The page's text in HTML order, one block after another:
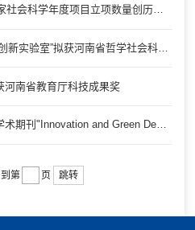
我院2025年度国家社会科学年度项目立项数量创历史新高
河南省教育厅科技成果奖
我院主办的国际学术期刊"Innovation and Green Development"跻身两大领域全球前十
到第 页 跳转